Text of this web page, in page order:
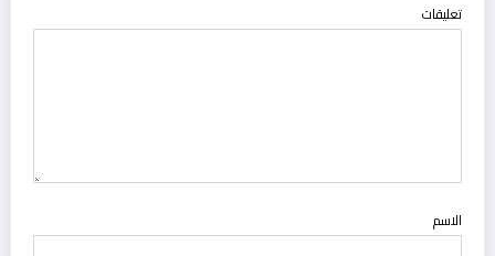
تعليقات
الاسم